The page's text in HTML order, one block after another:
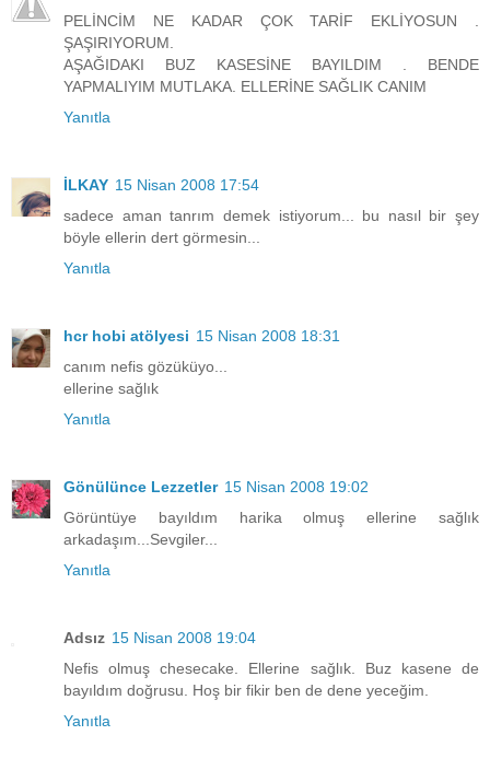
PELİNCİM NE KADAR ÇOK TARİF EKLİYOSUN .
ŞAŞIRIYORUM.
AŞAĞIDAKI BUZ KASESİNE BAYILDIM . BENDE
YAPMALIYIM MUTLAKA. ELLERİNE SAĞLIK CANIM
Yanıtla
İLKAY 15 Nisan 2008 17:54
sadece aman tanrım demek istiyorum... bu nasıl bir şey
böyle ellerin dert görmesin...
Yanıtla
hcr hobi atölyesi 15 Nisan 2008 18:31
canım nefis gözüküyo...
ellerine sağlık
Yanıtla
Gönülünce Lezzetler 15 Nisan 2008 19:02
Görüntüye bayıldım harika olmuş ellerine sağlık
arkadaşım...Sevgiler...
Yanıtla
Adsız 15 Nisan 2008 19:04
Nefis olmuş chesecake. Ellerine sağlık. Buz kasene de
bayıldım doğrusu. Hoş bir fikir ben de dene yeceğim.
Yanıtla